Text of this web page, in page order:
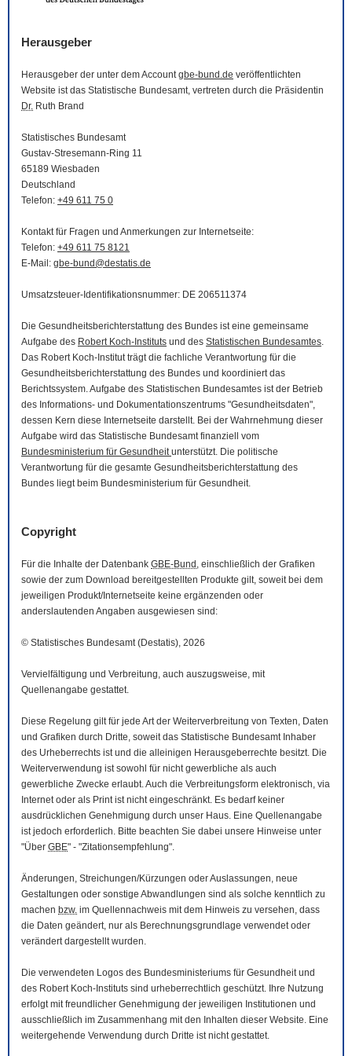
Herausgeber
Herausgeber der unter dem Accountgbe-bund.de veröffentlichten
Website ist das Statistische Bundesamt, vertreten durch die Präsidentin
Dr. Ruth Brand
Statistisches Bundesamt
Gustav-Stresemann-Ring 11
65189 Wiesbaden
Deutschland
Telefon: +49 611 75 0
Kontakt für Fragen und Anmerkungen zur Internetseite:
Telefon: +49 611 75 8121
E-Mail : gbe-bund@destatis.de
Umsatzsteuer-Identifikationsnummer: DE 206511374
Die Gesundheitsberichterstattung des Bundes ist eine gemeinsame
Aufgabe des Robert Koch-Instituts und des Statistischen Bundesamtes.
Das Robert Koch-Institut trägt die fachliche Verantwortung für die
Gesundheitsberichterstattung des Bundes und koordiniert das
Berichtssystem. Aufgabe des Statistischen Bundesamtes ist der Betrieb
des Informations- und Dokumentationszentrums "Gesundheitsdaten",
dessen Kern diese Internetseite darstellt. Bei der Wahrnehmung dieser
Aufgabe wird das Statistische Bundesamt finanziell vom
Bundesministerium für Gesundheitunterstützt. Die politische
Verantwortung für die gesamte Gesundheitsberichterstattung des
Bundes liegt beim Bundesministerium für Gesundheit.
Copyright
Für die Inhalte der Datenbank GBE-Bund , einschließlich der Grafiken
sowie der zum Download bereitgestellten Produkte gilt, soweit bei dem
jeweiligen Produkt/Internetseite keine ergänzenden oder
anderslautenden Angaben ausgewiesen sind:
© Statistisches Bundesamt (Destatis), 2026
Vervielfältigung und Verbreitung, auch auszugsweise, mit
Quellenangabe gestattet.
Diese Regelung gilt für jede Art der Weiterverbreitung von Texten, Daten
und Grafiken durch Dritte, soweit das Statistische Bundesamt Inhaber
des Urheberrechts ist und die alleinigen Herausgeberrechte besitzt. Die
Weiterverwendung ist sowohl für nicht gewerbliche als auch
gewerbliche Zwecke erlaubt. Auch die Verbreitungsform elektronisch, via
Internet oder als Print ist nicht eingeschränkt. Es bedarf keiner
ausdrücklichen Genehmigung durch unser Haus. Eine Quellenangabe
ist jedoch erforderlich. Bitte beachten Sie dabei unsere Hinweise unter
"Über GBE" - "Zitationsempfehlung".
Änderungen, Streichungen/Kürzungen oder Auslassungen, neue
Gestaltungen oder sonstige Abwandlungen sind als solche kenntlich zu
machen bzw. im Quellennachweis mit dem Hinweis zu versehen, dass
die Daten geändert, nur als Berechnungsgrundlage verwendet oder
verändert dargestellt wurden.
Die verwendeten Logos des Bundesministeriums für Gesundheit und
des Robert Koch-Instituts sind urheberrechtlich geschützt. Ihre Nutzung
erfolgt mit freundlicher Genehmigung der jeweiligen Institutionen und
ausschließlich im Zusammenhang mit den Inhalten dieser Website. Eine
weitergehende Verwendung durch Dritte ist nicht gestattet.